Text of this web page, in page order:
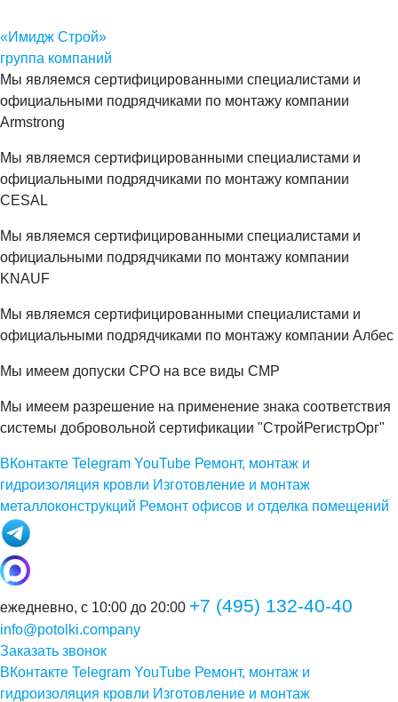
«Имидж Строй»
группа компаний
Мы являемся сертифицированными специалистами и
официальными подрядчиками по монтажу компании
Armstrong
Мы являемся сертифицированными специалистами и
официальными подрядчиками по монтажу компании
CESAL
Мы являемся сертифицированными специалистами и
официальными подрядчиками по монтажу компании
KNAUF
Мы являемся сертифицированными специалистами и
официальными подрядчиками по монтажу компании Албес
Мы имеем допуски СРО на все виды СМР
Мы имеем разрешение на применение знака соответствия
системы добровольной сертификации "СтройРегистрОрг"
ВКонтакте Telegram YouTube Ремонт, монтаж и
гидроизоляция кровли Изготовление и монтаж
металлоконструкций Ремонт офисов и отделка помещений
ежедневно, с 10:00 до 20:00 +7 (495) 132-40-40
info@potolki.company
Заказать звонок
ВКонтакте Telegram YouTube Ремонт, монтаж и
гидроизоляция кровли Изготовление и монтаж